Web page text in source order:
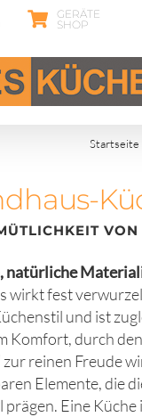
GERÄTE
SHOP
Startseite
VON
natürliche
wirkt fest
und ist
Komfort, durch
zur reinen Freude
Elemente, die
Eine Küche